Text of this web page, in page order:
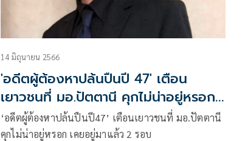
14 มิถุนายน 2566
'อดีตผู้ต้องหาปล้นปืนปี 47' เตือน
เยาวชนที่ มอ.ปัตตานี คุกไม่น่าอยู่หรอก
เคยอยู่มาแล้ว 2 รอบ
‘อดีตผู้ต้องหาปล้นปืนปี47’ เตือนเยาวชนที่ มอ.ปัตตานี
คุกไม่น่าอยู่หรอก เคยอยู่มาแล้ว 2 รอบ